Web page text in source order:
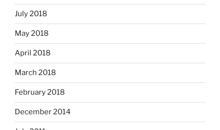
July 2018
May 2018
April 2018
March 2018
February 2018
December 2014